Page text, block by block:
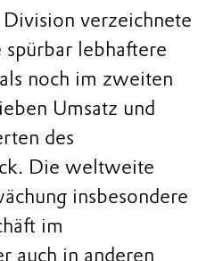
verzeichnete
lebhaftere
noch im zweiten
Umsatz und
des
Die weltweite
insbesondere
im
auch in anderen